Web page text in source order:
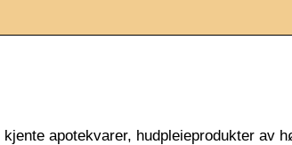
apotekvarer, hudpleieprodukter av